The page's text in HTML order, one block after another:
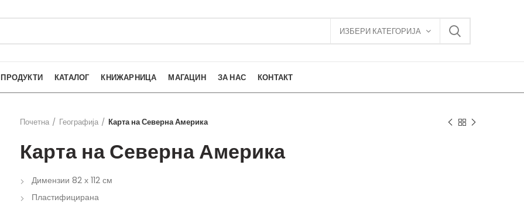
ИЗБЕРИ КАТЕГОРИЈА
ПРОДУКТИ КАТАЛОГ КНИЖАРНИЦА МАГАЦИН ЗА НАС КОНТАКТ
Почетна
Географија Карта на Северна Америка
Карта на Северна Америка
Димензии 82 х 112 см
Пластифицирана